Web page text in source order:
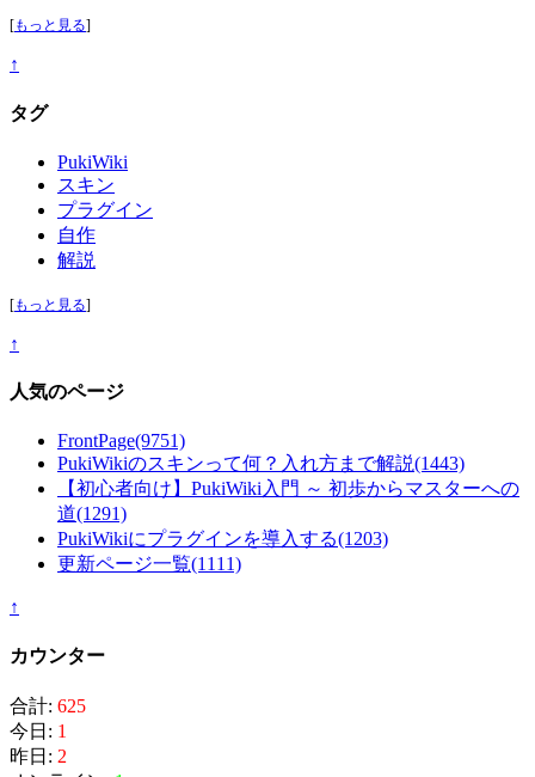
[もっと見る]
↑
タグ
PukiWiki
スキン
プラグイン
自作
解説
[もっと見る]
↑
人気のページ
FrontPage(9751)
PukiWikiのスキンって何？入れ方まで解説(1443)
【初心者向け】PukiWiki入門 ～ 初歩からマスターへの
道(1291)
PukiWikiにプラグインを導入する(1203)
更新ページ一覧(1111)
↑
カウンター
合計: 625
今日: 1
昨日: 2